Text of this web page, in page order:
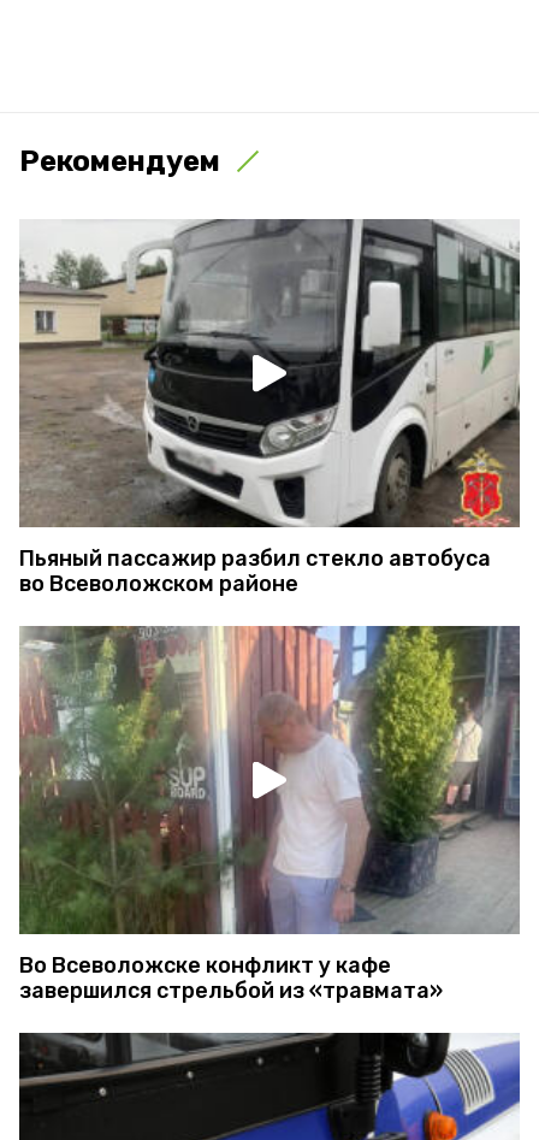
Рекомендуем
Пьяный пассажир разбил стекло автобуса
во Всеволожском районе
Во Всеволожске конфликт у кафе
завершился стрельбой из «травмата»